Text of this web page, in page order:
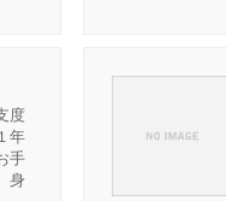
度
年
手
身